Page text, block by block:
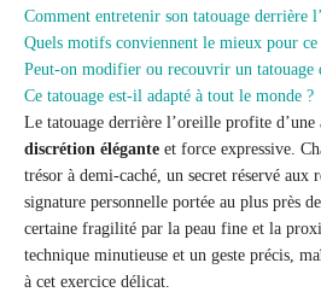
Comment entretenir son tatouage derrière
Quels motifs conviennent le mieux pour ce
Peut-on modifier ou recouvrir un tatouage
Ce tatouage est-il adapté à tout le monde ?
Le tatouage derrière l’oreille profite
discrétion élégante et force expressive.
trésor à demi-caché, un secret réservé aux
signature personnelle portée au plus près
certaine fragilité par la peau fine et la
technique minutieuse et un geste précis,
à cet exercice délicat.